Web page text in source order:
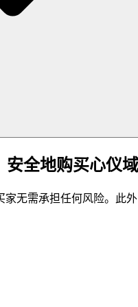
全地购买心仪
无需承担任何风险。此